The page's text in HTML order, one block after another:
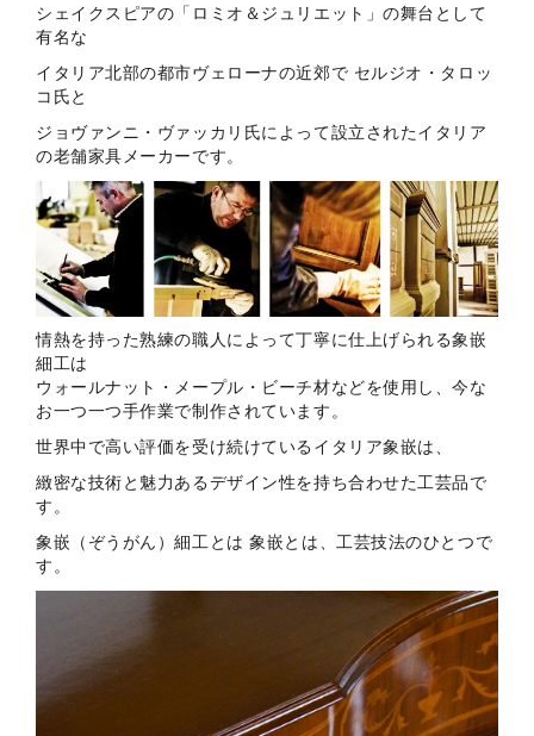
シェイクスピアの「ロミオ＆ジュリエット」の舞台として
有名な
イタリア北部の都市ヴェローナの近郊で セルジオ・タロッ
コ氏と
ジョヴァンニ・ヴァッカリ氏によって設立されたイタリア
の老舗家具メーカーです。
情熱を持った熟練の職人によって丁寧に仕上げられる象嵌
細工は
ウォールナット・メープル・ビーチ材などを使用し、今な
お一つ一つ手作業で制作されています。
世界中で高い評価を受け続けているイタリア象嵌は、
緻密な技術と魅力あるデザイン性を持ち合わせた工芸品で
す。
象嵌（ぞうがん）細工とは 象嵌とは、工芸技法のひとつで
す。